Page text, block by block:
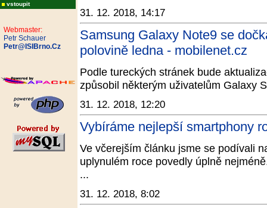
vstoupit
Webmaster:
Petr Schauer
Petr@ISIBrno.Cz
31. 12. 2018, 14:17
Samsung Galaxy Note9 se
polovině ledna - mobilenet.cz
Podle tureckých stránek bude
způsobil některým uživatelům Galaxy
31. 12. 2018, 12:20
Vybíráme nejlepší smartphony
Ve včerejším článku jsme se podívali
uplynulém roce povedly úplně
...
31. 12. 2018, 8:02